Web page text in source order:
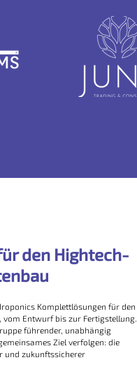
den Hightech-
Komplettlösungen für den
Entwurf bis zur Fertigstellung.
führender, unabhängig
Ziel verfolgen: die
und zukunftssicherer